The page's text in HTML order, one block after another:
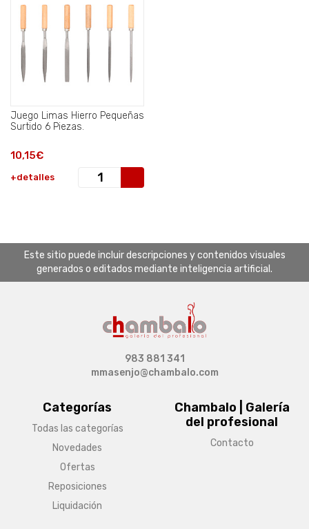
Juego Limas Hierro Pequeñas
Surtido 6 Piezas.
10,15€
+detalles
Este sitio puede incluir descripciones y contenidos visuales
generados o editados mediante inteligencia artificial.
Categorías
Todas las categorías
Novedades
Ofertas
Reposiciones
Liquidación
Chambalo | Galería
del profesional
Contacto
983 881 341
mmasenjo@chambalo.com